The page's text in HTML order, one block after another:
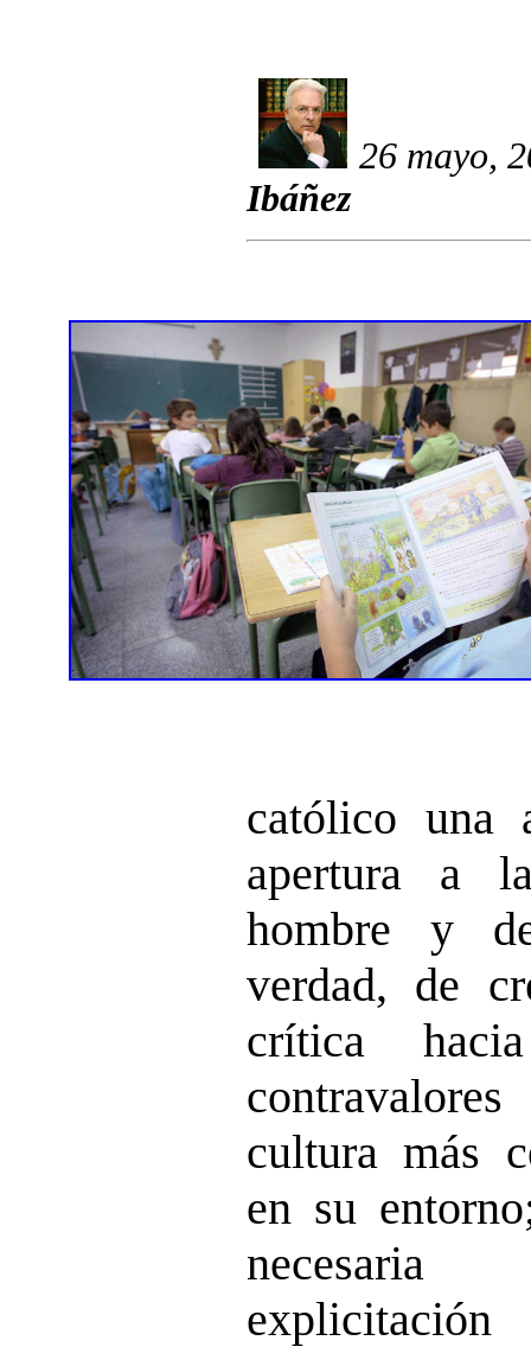
26 mayo,
Ibáñez
católico una
apertura a
hombre y
verdad, de
crítica
cultura más
en su
explicitación